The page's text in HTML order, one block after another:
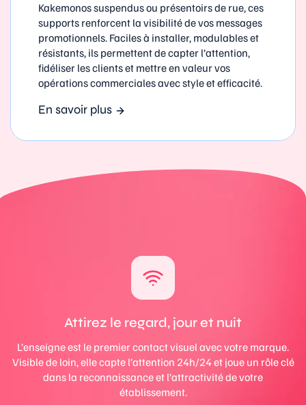
Kakemonos suspendus ou présentoirs de rue, ces
supports renforcent la visibilité de vos messages
promotionnels. Faciles à installer, modulables et
résistants, ils permettent de capter l’attention,
fidéliser les clients et mettre en valeur vos
opérations commerciales avec style et efficacité.
En savoir plus
Attirez le regard, jour et nuit
L’enseigne est le premier contact visuel avec votre marque.
Visible de loin, elle capte l’attention 24h/24 et joue un rôle clé
dans la reconnaissance et l’attractivité de votre
établissement.